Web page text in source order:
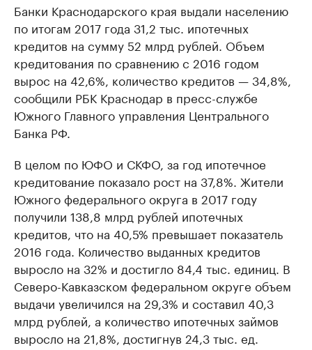
Банки Краснодарского края выдали населению
по итогам 2017 года 31,2 тыс. ипотечных
кредитов на сумму 52 млрд рублей. Объем
кредитования по сравнению с 2016 годом
вырос на 42,6%, количество кредитов — 34,8%,
сообщили РБК Краснодар в пресс-службе
Южного Главного управления Центрального
Банка РФ.
В целом по ЮФО и СКФО, за год ипотечное
кредитование показало рост на 37,8%. Жители
Южного федерального округа в 2017 году
получили 138,8 млрд рублей ипотечных
кредитов, что на 40,5% превышает показатель
2016 года. Количество выданных кредитов
выросло на 32% и достигло 84,4 тыс. единиц. В
Северо-Кавказском федеральном округе объем
выдачи увеличился на 29,3% и составил 40,3
млрд рублей, а количество ипотечных займов
выросло на 21,8%, достигнув 24,3 тыс. ед.